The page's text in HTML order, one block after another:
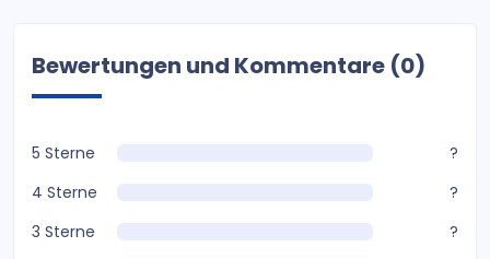
Bewertungen und Kommentare (0)
5 Sterne
?
4 Sterne
?
3 Sterne
?